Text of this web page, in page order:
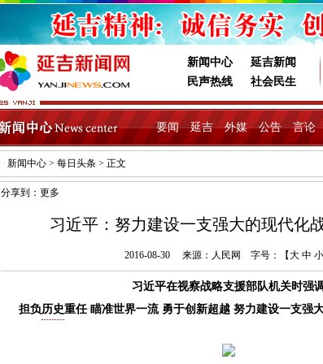
新闻中心 延吉新闻
民声热线
社会民生
要闻 延吉 外媒 公告 言论
新闻中心 > 每日头条 > 正文
分享到： 更多
习近平：努力建设一支强大的现代化
2016-08-30 来源： 人民网 字号：【大 中 小
习近平在视察战略支援部队机关时强调
担负历史重任 瞄准世界一流 勇于创新超越 努力建设一支强